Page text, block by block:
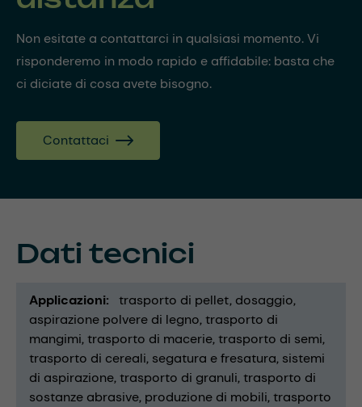
Non esitate a contattarci in qualsiasi momento. Vi
risponderemo in modo rapido e affidabile: basta che
ci diciate di cosa avete bisogno.
Contattaci
Dati tecnici
Applicazioni trasporto di pellet dosaggio
aspirazione polvere di legno trasporto di
mangimi trasporto di macerie trasporto di semi
trasporto di cereali segatura e fresatura sistemi
di aspirazione trasporto di granuli trasporto di
sostanze abrasive produzione di mobili trasporto